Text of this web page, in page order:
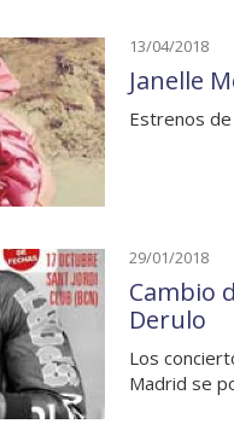
13/04/2018
Janelle
Estrenos de
29/01/2018
Cambio
Derulo
Los
Madrid se